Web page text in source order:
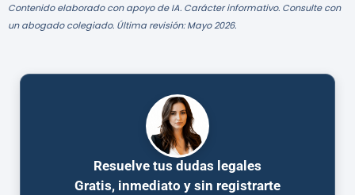
Contenido elaborado con apoyo de IA. Carácter informativo. Consulte con
un abogado colegiado. Última revisión: Mayo 2026.
Resuelve tus dudas legales
Gratis, inmediato y sin registrarte